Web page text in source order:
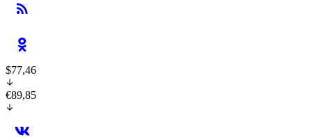
$77,46
€89,85